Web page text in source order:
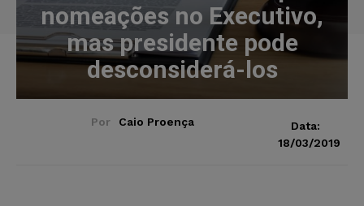
nomeações no Executivo,
mas presidente pode
desconsiderá-los
Por Caio Proença
Data:
18/03/2019